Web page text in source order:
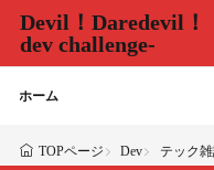
Devil！Daredevil！
dev challenge-
ホーム
TOPページ Dev テック